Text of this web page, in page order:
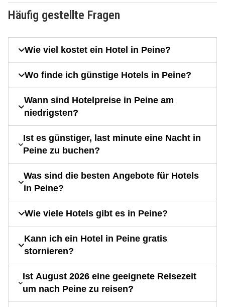
Häufig gestellte Fragen
Wie viel kostet ein Hotel in Peine?
Wo finde ich günstige Hotels in Peine?
Wann sind Hotelpreise in Peine am
niedrigsten?
Ist es günstiger, last minute eine Nacht in
Peine zu buchen?
Was sind die besten Angebote für Hotels
in Peine?
Wie viele Hotels gibt es in Peine?
Kann ich ein Hotel in Peine gratis
stornieren?
Ist August 2026 eine geeignete Reisezeit
um nach Peine zu reisen?